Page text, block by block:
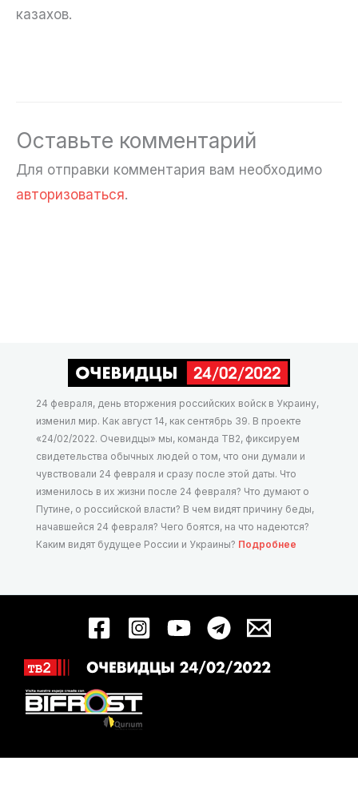
казахов.
Оставьте комментарий
Для отправки комментария вам необходимо
авторизоваться.
24 февраля, день вторжения российских войск в Украину,
изменил мир. Как август 14, как сентябрь 39. В проекте
«24/02/2022. Очевидцы» мы, команда ТВ2, фиксируем
свидетельства обычных людей о том, что они думали и
чувствовали 24 февраля и сразу после этой даты. Что
изменилось в их жизни после 24 февраля? Что думают о
Путине, о российской власти? В чем видят причину беды,
начавшейся 24 февраля? Чего боятся, на что надеются?
Каким видят будущее России и Украины? Подробнее